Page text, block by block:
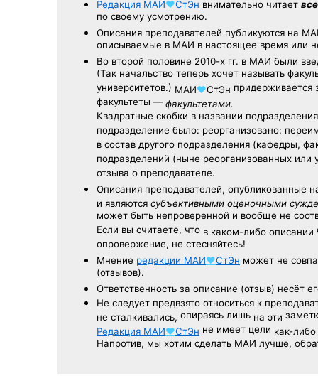
Редакция МАИ♥СтЭн внимательно читает все
по своему усмотрению.
Описания преподавателей публикуются на
описываемые в МАИ в настоящее время или
Во второй половине 2010-х гг. в МАИ были
(Так начальство теперь хочет называть
университетов.) МАИ♥СтЭн придерживается
факультеты —факультетами.
Квадратные скобки в названии
подразделение было: реорганизовано;
в состав другого подразделения (кафедры,
подразделений (ныне реорганизованных
отзыва о преподавателе.
Описания преподавателей, опубликованные
и являются субъективными оценочными
может быть непроверенной и вообще не
Если вы считаете, что в каком-либо описании
опровержение, не стесняйтесь!
Мнение редакции МАИ♥СтЭн может не
(отзывов).
Ответственность за описание (отзыв) несёт
Не следует предвзято относиться к
не сталкивались, опираясь лишь на эти
Редакция МАИ♥СтЭн не имеет цели как-либо
Напротив, мы хотим сделать МАИ лучше,